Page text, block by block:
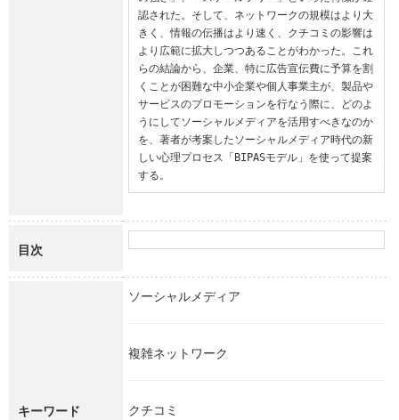
認された。そして、ネットワークの規模はより大
きく、情報の伝播はより速く、クチコミの影響は
より広範に拡大しつつあることがわかった。これ
らの結論から、企業、特に広告宣伝費に予算を割
くことが困難な中小企業や個人事業主が、製品や
サービスのプロモーションを行なう際に、どのよ
うにしてソーシャルメディアを活用すべきなのか
を、著者が考案したソーシャルメディア時代の新
しい心理プロセス「BIPASモデル」を使って提案
する。
目次
キーワード
ソーシャルメディア
複雑ネットワーク
クチコミ